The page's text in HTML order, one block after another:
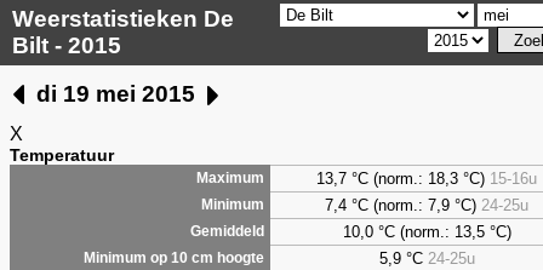
Weerstatistieken De
Bilt - 2015
di 19 mei 2015
X
Temperatuur
Maximum 13,7 °C (norm.: 18,3 °C) 15-16u
Minimum 7,4 °C (norm.: 7,9 °C) 24-25u
Gemiddeld 10,0 °C (norm.: 13,5 °C)
Minimum op 10 cm hoogte 5,9°C 24-25u